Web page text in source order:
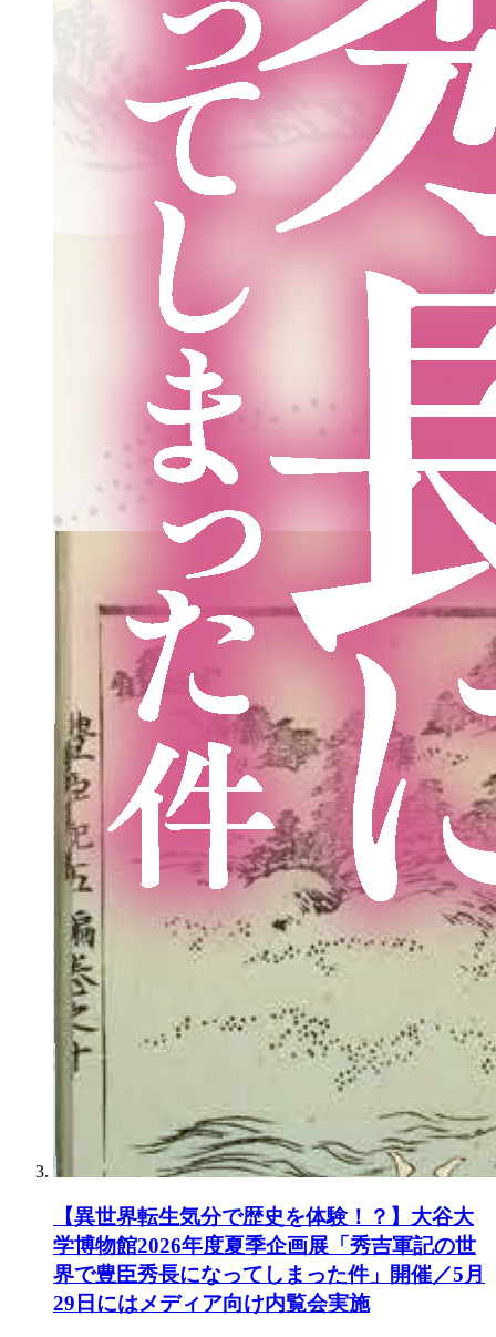
【異世界転生気分で歴史を体験！？】大谷大
学博物館2026年度夏季企画展「秀吉軍記の世
界で豊臣秀長になってしまった件」開催／5月
29日にはメディア向け内覧会実施